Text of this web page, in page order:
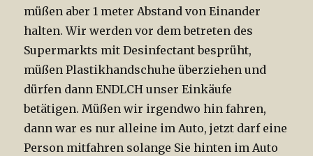
müßen aber 1 meter Abstand von Einander
halten. Wir werden vor dem betreten des
Supermarkts mit Desinfectant besprüht,
müßen Plastikhandschuhe überziehen und
dürfen dann ENDLCH unser Einkäufe
betätigen. Müßen wir irgendwo hin fahren,
dann war es nur alleine im Auto, jetzt darf eine
Person mitfahren solange Sie hinten im Auto